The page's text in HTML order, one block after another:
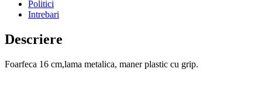
Politici
Intrebari
Descriere
Foarfeca 16 cm,lama metalica, maner plastic cu grip.